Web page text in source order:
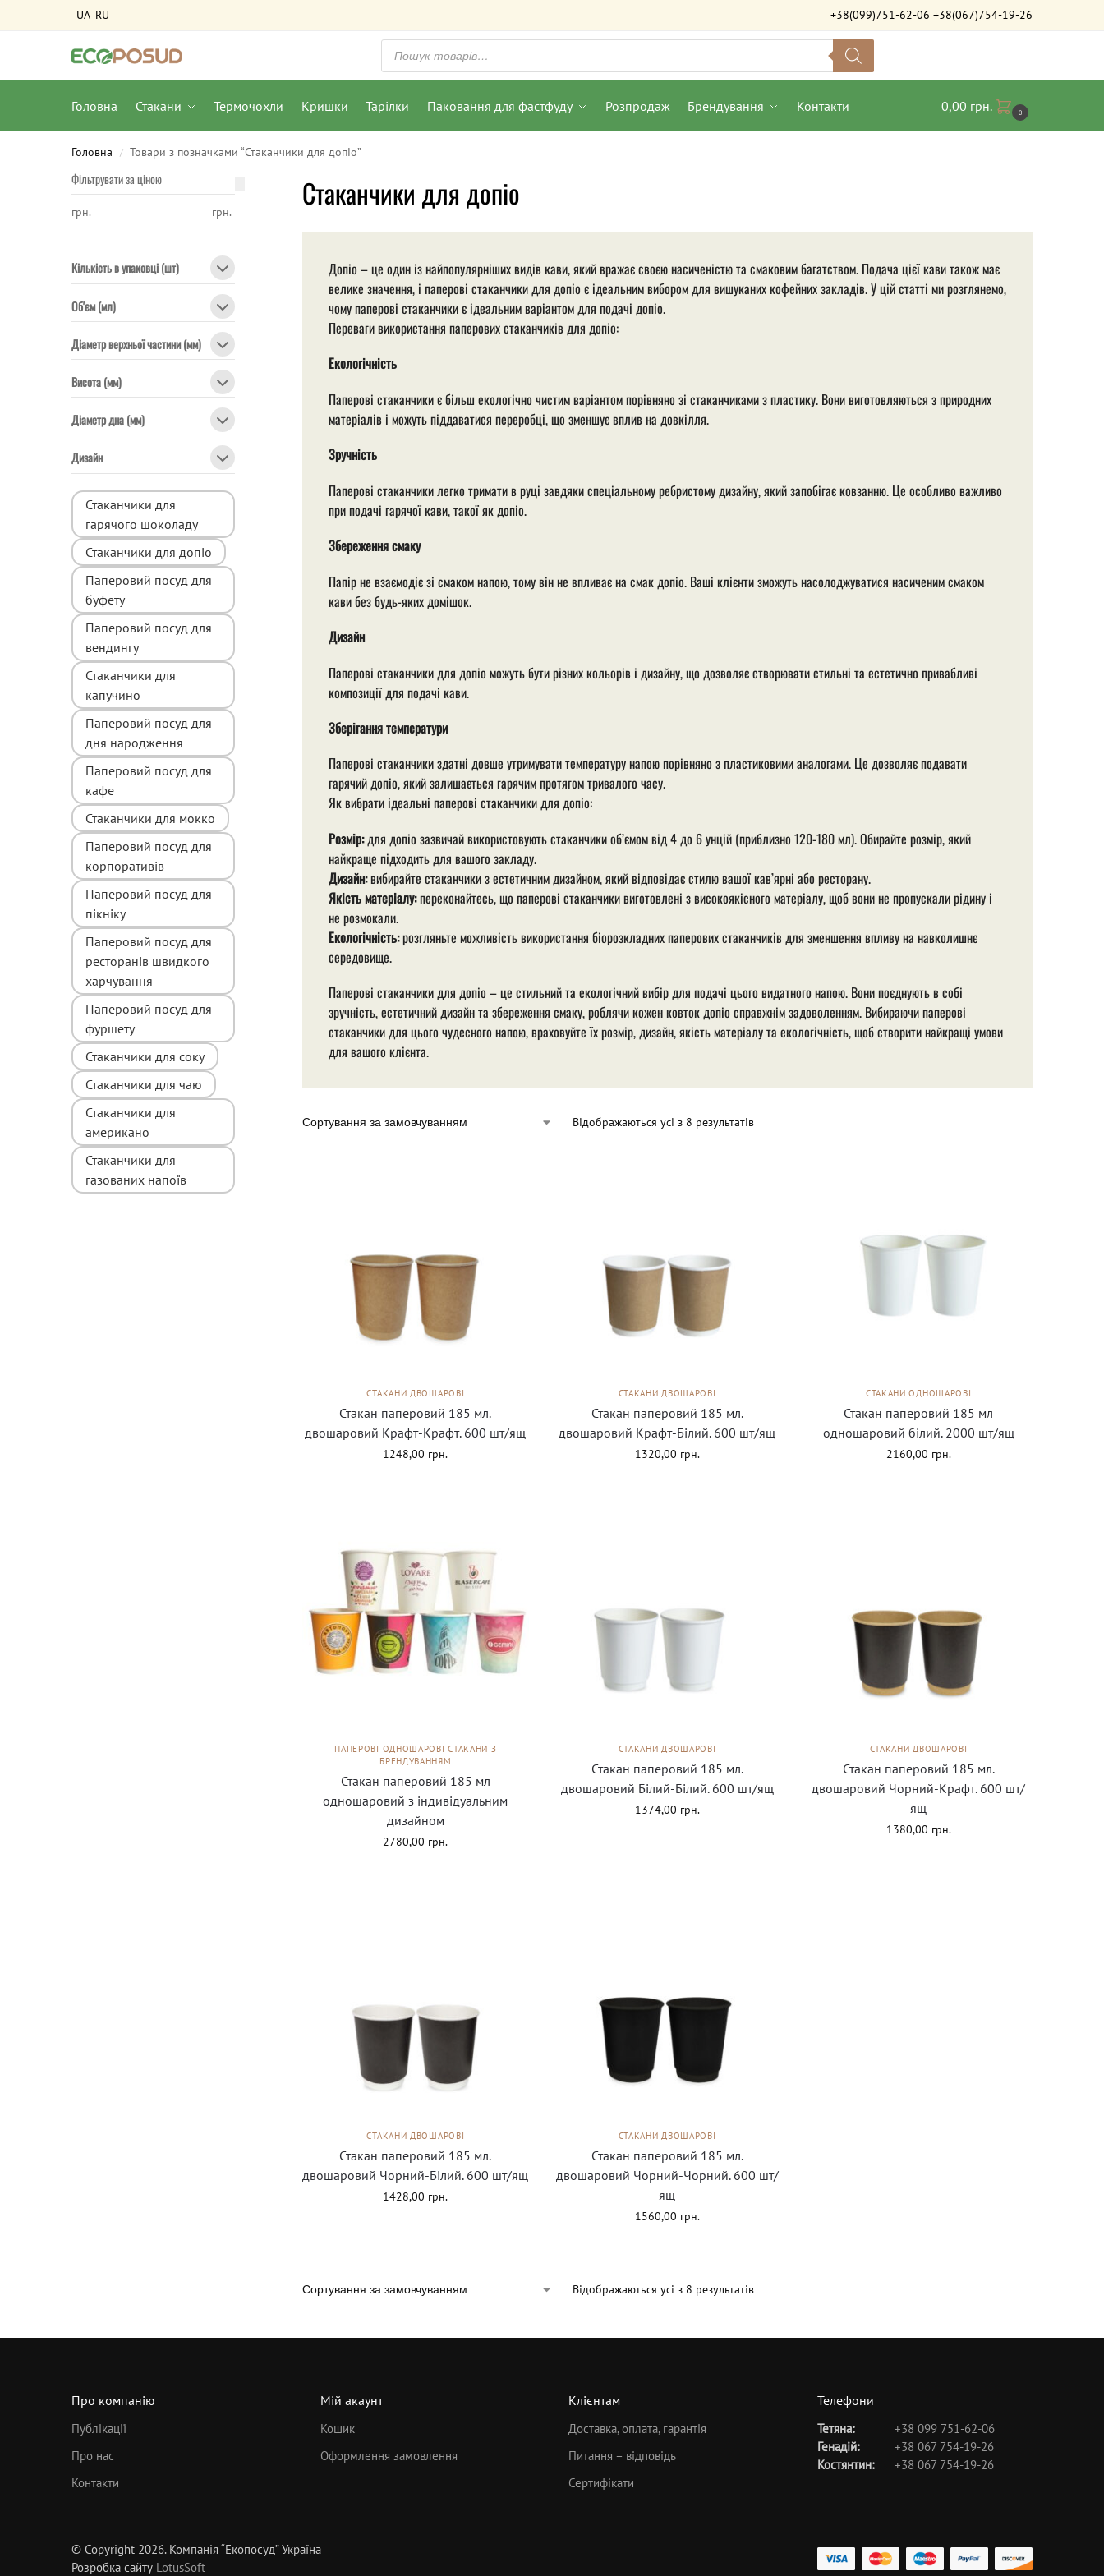
UA RU +38(099)751-62-06 +38(067)754-19-26
Головна Стакани Термочохли Кришки Тарілки Паковання для фастфуду Розпродаж Брендування Контакти 0,00 грн. 0
Головна / Товари з позначками “Стаканчики для допіо”
Стаканчики для допіо
Допіо – це один із найпопулярніших видів кави, який вражає своєю насиченістю та смаковим багатством. Подача цієї кави також має
велике значення, і паперові стаканчики для допіо є ідеальним вибором для вишуканих кофейних закладів. У цій статті ми розглянемо,
чому паперові стаканчики є ідеальним варіантом для подачі допіо.
Переваги використання паперових стаканчиків для допіо:
Екологічність
Паперові стаканчики є більш екологічно чистим варіантом порівняно зі стаканчиками з пластику. Вони виготовляються з природних
матеріалів і можуть піддаватися переробці, що зменшує вплив на довкілля.
Зручність
Паперові стаканчики легко тримати в руці завдяки спеціальному ребристому дизайну, який запобігає ковзанню. Це особливо важливо
при подачі гарячої кави, такої як допіо.
Збереження смаку
Папір не взаємодіє зі смаком напою, тому він не впливає на смак допіо. Ваші клієнти зможуть насолоджуватися насиченим смаком
кави без будь-яких домішок.
Дизайн
Паперові стаканчики для допіо можуть бути різних кольорів і дизайну, що дозволяє створювати стильні та естетично привабливі
композиції для подачі кави.
Зберігання температури
Паперові стаканчики здатні довше утримувати температуру напою порівняно з пластиковими аналогами. Це дозволяє подавати
гарячий допіо, який залишається гарячим протягом тривалого часу.
Як вибрати ідеальні паперові стаканчики для допіо:
Розмір:для допіо зазвичай використовують стаканчики об’ємом від 4 до 6 унцій (приблизно 120-180 мл). Обирайте розмір, який
найкраще підходить для вашого закладу.
Дизайн:вибирайте стаканчики з естетичним дизайном, який відповідає стилю вашої кав’ярні або ресторану.
Якість матеріалу:переконайтесь, що паперові стаканчики виготовлені з високоякісного матеріалу, щоб вони не пропускали рідину і
не розмокали.
Екологічність:розгляньте можливість використання біорозкладних паперових стаканчиків для зменшення впливу на навколишнє
середовище.
Паперові стаканчики для допіо – це стильний та екологічний вибір для подачі цього видатного напою. Вони поєднують в собі
зручність, естетичний дизайн та збереження смаку, роблячи кожен ковток допіо справжнім задоволенням. Вибираючи паперові
стаканчики для цього чудесного напою, враховуйте їх розмір, дизайн, якість матеріалу та екологічність, щоб створити найкращі умови
для вашого клієнта.
Відображаються усі з 8 результатів
СТАКАНИ ДВОШАРОВІ
Стакан паперовий 185 мл.
двошаровий Крафт-Крафт. 600 шт/ящ
1248,00 грн.
СТАКАНИ ДВОШАРОВІ
Стакан паперовий 185 мл.
двошаровий Крафт-Білий. 600 шт/ящ
1320,00 грн.
СТАКАНИ ОДНОШАРОВІ
Стакан паперовий 185 мл
одношаровий білий. 2000 шт/ящ
2160,00 грн.
ПАПЕРОВІ ОДНОШАРОВІ СТАКАНИ З
БРЕНДУВАННЯМ
Стакан паперовий 185 мл
одношаровий з індивідуальним
дизайном
2780,00 грн.
СТАКАНИ ДВОШАРОВІ
Стакан паперовий 185 мл.
двошаровий Білий-Білий. 600 шт/ящ
1374,00 грн.
СТАКАНИ ДВОШАРОВІ
Стакан паперовий 185 мл.
двошаровий Чорний-Крафт. 600 шт/
ящ
1380,00 грн.
СТАКАНИ ДВОШАРОВІ
Стакан паперовий 185 мл.
двошаровий Чорний-Білий. 600 шт/ящ
1428,00 грн.
СТАКАНИ ДВОШАРОВІ
Стакан паперовий 185 мл.
двошаровий Чорний-Чорний. 600 шт/
ящ
1560,00 грн.
Відображаються усі з 8 результатів
Фільтрувати за ціною
грн. грн.
Кількість в упаковці (шт)
Об'єм (мл)
Діаметр верхньої частини (мм)
Висота (мм)
Діаметр дна (мм)
Дизайн
Стаканчики для
гарячого шоколаду
Стаканчики для допіо
Паперовий посуд для
буфету
Паперовий посуд для
вендингу
Стаканчики для
капучино
Паперовий посуд для
дня народження
Паперовий посуд для
кафе
Стаканчики для мокко
Паперовий посуд для
корпоративів
Паперовий посуд для
пікніку
Паперовий посуд для
ресторанів швидкого
харчування
Паперовий посуд для
фуршету
Стаканчики для соку
Стаканчики для чаю
Стаканчики для
американо
Стаканчики для
газованих напоїв
Про компанію
Публікації
Про нас
Контакти
Мій акаунт
Кошик
Оформлення замовлення
Клієнтам
Доставка, оплата, гарантія
Питання – відповідь
Сертифікати
Телефони
Тетяна:
+38 099 751-62-06
Генадій:
+38 067 754-19-26
Костянтин:
+38 067 754-19-26
© Copyright 2026. Компанія “Екопосуд” Україна
Розробка сайту LotusSoft